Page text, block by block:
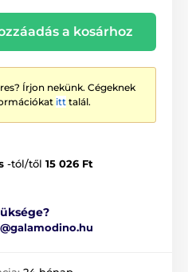
a kosárhoz
Írjon nekünk. Cégeknek
itt talál.
-tól/től 15 026 Ft